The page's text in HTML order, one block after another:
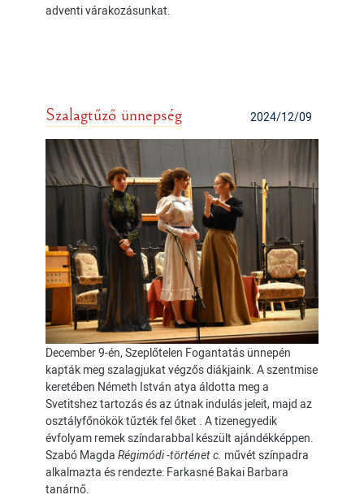
adventi várakozásunkat.
2024/12/09
Szalagtűző ünnepség
December 9-én, Szeplőtelen Fogantatás ünnepén
kapták meg szalagjukat végzős diákjaink. A szentmise
keretében Németh István atya áldotta meg a
Svetitshez tartozás és az útnak indulás jeleit, majd az
osztályfőnökök tűzték fel őket . A tizenegyedik
évfolyam remek színdarabbal készült ajándékképpen.
Szabó Magda Régimódi -történet c. művét színpadra
alkalmazta és rendezte: Farkasné Bakai Barbara
tanárnő.